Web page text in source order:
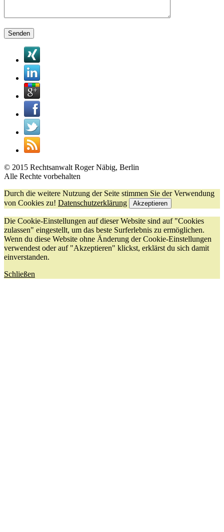
Bitte lasse dieses Feld leer.
© 2015 Rechtsanwalt Roger Näbig, Berlin
Alle Rechte vorbehalten
Durch die weitere Nutzung der Seite stimmen Sie der Verwendung
von Cookies zu! Datenschutzerklärung Akzeptieren
Die Cookie-Einstellungen auf dieser Website sind auf "Cookies
zulassen" eingestellt, um das beste Surferlebnis zu ermöglichen.
Wenn du diese Website ohne Änderung der Cookie-Einstellungen
verwendest oder auf "Akzeptieren" klickst, erklärst du sich damit
einverstanden.
Schließen